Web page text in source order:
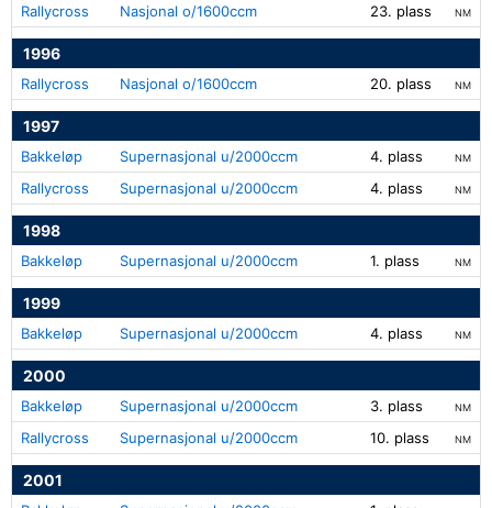
Rallycross Nasjonal o/1600ccm 23. plass NM
1996
Rallycross Nasjonal o/1600ccm 20. plass NM
1997
Bakkeløp Supernasjonal u/2000ccm 4. plass NM
Rallycross Supernasjonal u/2000ccm 4. plass NM
1998
Bakkeløp Supernasjonal u/2000ccm 1. plass NM
1999
Bakkeløp Supernasjonal u/2000ccm 4. plass NM
2000
Bakkeløp Supernasjonal u/2000ccm 3. plass NM
Rallycross Supernasjonal u/2000ccm 10. plass NM
2001